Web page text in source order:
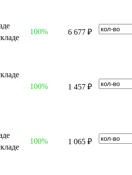
100% 6 677 ₽
100% 1 457 ₽
100% 1 065 ₽